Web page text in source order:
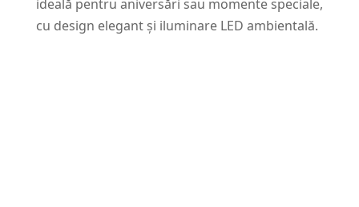
ideală pentru aniversări sau momente speciale,
cu design elegant și iluminare LED ambientală.